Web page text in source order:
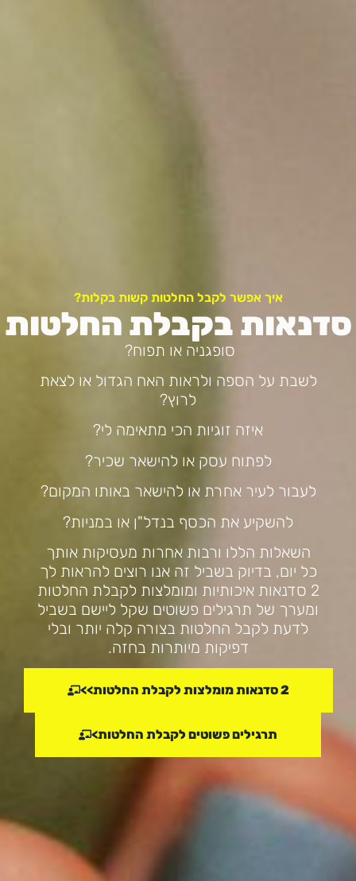
איך אפשר לקבל החלטות קשות בקלות?
סדנאות בקבלת החלטות
סופגניה או תפוח?
לשבת על הספה ולראות האח הגדול או לצאת
לרוץ?
איזה זוגיות הכי מתאימה לי?
לפתוח עסק או להישאר שכיר?
לעבור לעיר אחרת או להישאר באותו המקום?
להשקיע את הכסף בנדל"ן או במניות?
השאלות הללו ורבות אחרות מעסיקות אותך
כל יום, בדיוק בשביל זה אנו רוצים להראות לך
2 סדנאות איכותיות ומומלצות לקבלת החלטות
ומערך של תרגילים פשוטים שקל ליישם בשביל
לדעת לקבל החלטות בצורה קלה יותר ובלי
דפיקות מיותרות בחזה.
2 סדנאות מומלצות לקבלת החלטות>>
תרגילים פשוטים לקבלת החלטות>